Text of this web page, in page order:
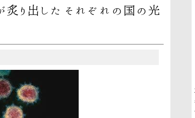
炙り出した それぞれの国の光